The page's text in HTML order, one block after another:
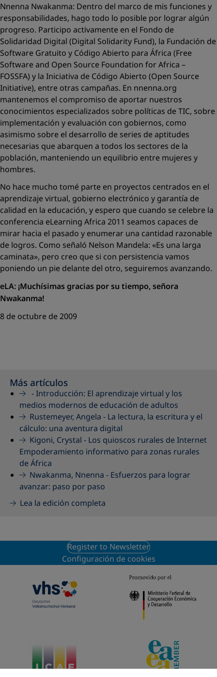
Nnenna Nwakanma: Dentro del marco de mis funciones y
responsabilidades, hago todo lo posible por lograr algún
progreso. Participo activamente en el Fondo de
Solidaridad Digital (Digital Solidarity Fund), la Fundación de
Software Gratuito y Código Abierto para África (Free
Software and Open Source Foundation for Africa –
FOSSFA) y la Iniciativa de Código Abierto (Open Source
Initiative), entre otras campañas. En nnenna.org
mantenemos el compromiso de aportar nuestros
conocimientos especializados sobre políticas de TIC, sobre
implementación y evaluación con gobiernos, como
asimismo sobre el desarrollo de series de aptitudes
necesarias que abarquen a todos los sectores de la
población, manteniendo un equilibrio entre mujeres y
hombres.
No hace mucho tomé parte en proyectos centrados en el
aprendizaje virtual, gobierno electrónico y garantía de
calidad en la educación, y espero que cuando se celebre la
conferencia eLearning Africa 2011 seamos capaces de
mirar hacia el pasado y enumerar una cantidad razonable
de logros. Como señaló Nelson Mandela: «Es una larga
caminata», pero creo que si con persistencia vamos
poniendo un pie delante del otro, seguiremos avanzando.
eLA: ¡Muchísimas gracias por su tiempo, señora
Nwakanma!
8 de octubre de 2009
Más artículos
-Introducción: El aprendizaje virtual y los
medios modernos de educación de adultos
Rustemeyer, Angela - La lectura, la escritura y el
cálculo: una aventura digital
Kigoni, Crystal - Los quioscos rurales de Internet
Empoderamiento informativo para zonas rurales
de África
Nwakanma, Nnenna - Esfuerzos para lograr
avanzar: paso por paso
Lea la edición completa
Register to Newsletter
Configuración de cookies